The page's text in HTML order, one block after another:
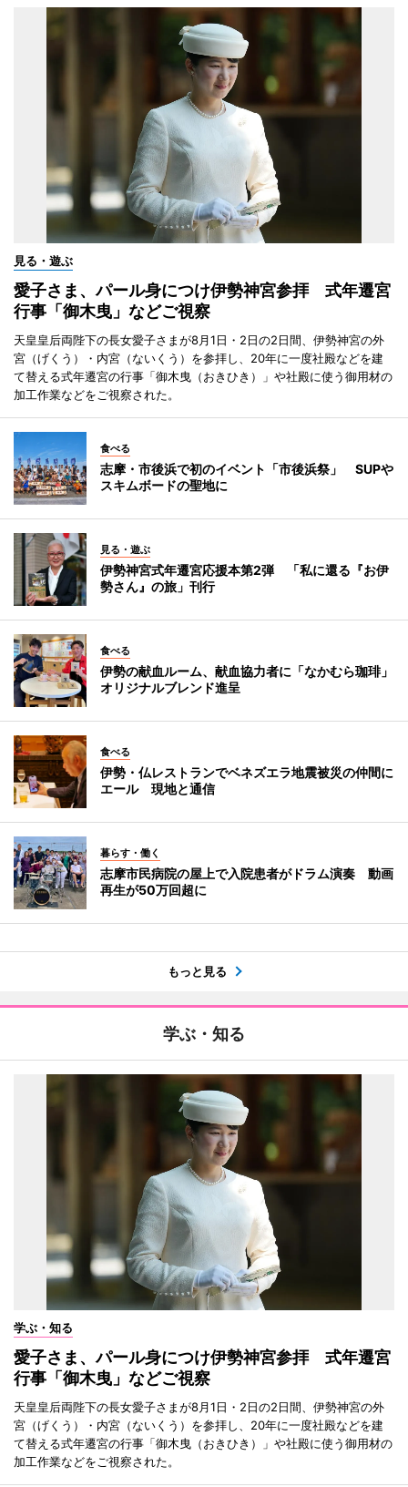
見る・遊ぶ
愛子さま、パール身につけ伊勢神宮参拝 式年遷宮
行事「御木曳」などご視察
天皇皇后両陛下の長女愛子さまが8月1日・2日の2日間、伊勢神宮の外
宮（げくう）・内宮（ないくう）を参拝し、20年に一度社殿などを建
て替える式年遷宮の行事「御木曳（おきひき）」や社殿に使う御用材の
加工作業などをご視察された。
食べる
志摩・市後浜で初のイベント「市後浜祭」 SUPや
スキムボードの聖地に
見る・遊ぶ
伊勢神宮式年遷宮応援本第2弾 「私に還る『お伊
勢さん』の旅」刊行
食べる
伊勢の献血ルーム、献血協力者に「なかむら珈琲」
オリジナルブレンド進呈
食べる
伊勢・仏レストランでベネズエラ地震被災の仲間に
エール 現地と通信
暮らす・働く
志摩市民病院の屋上で入院患者がドラム演奏 動画
再生が50万回超に
もっと見る
学ぶ・知る
学ぶ・知る
愛子さま、パール身につけ伊勢神宮参拝 式年遷宮
行事「御木曳」などご視察
天皇皇后両陛下の長女愛子さまが8月1日・2日の2日間、伊勢神宮の外
宮（げくう）・内宮（ないくう）を参拝し、20年に一度社殿などを建
て替える式年遷宮の行事「御木曳（おきひき）」や社殿に使う御用材の
加工作業などをご視察された。